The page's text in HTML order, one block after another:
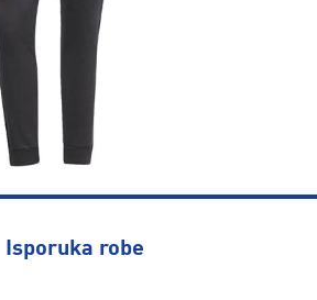
Isporuka robe